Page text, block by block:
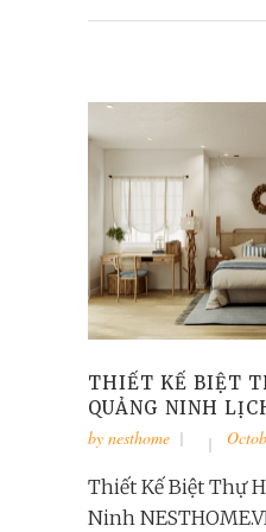
THIẾT KẾ BIỆT
QUẢNG NINH
by nesthome
Thiết Kế Biệt Thự
Ninh